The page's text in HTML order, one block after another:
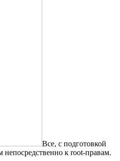
Все, с подготовкой
непосредственно к root-правам.